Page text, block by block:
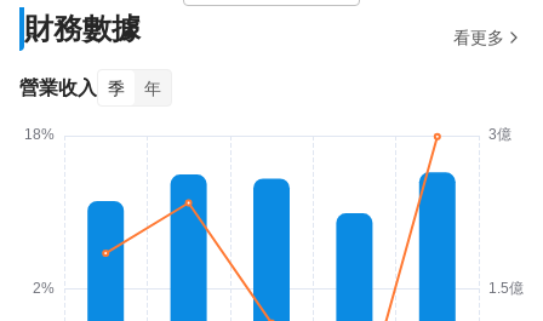
財務數據 看更多
營業收入 季 年